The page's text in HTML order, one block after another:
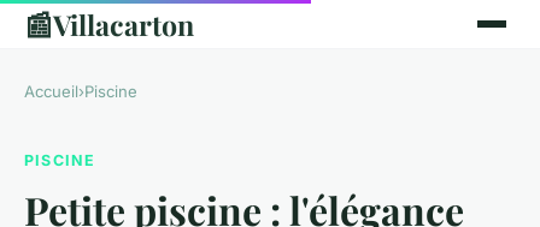
📰Villacarton
Accueil›Piscine
PISCINE
Petite piscine : l'élégance